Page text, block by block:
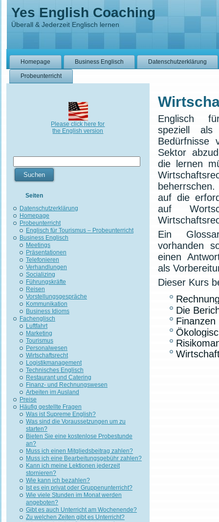
Yes English Coaching
Überall & Jederzeit Englisch lernen
Homepage Business Englisch Datenschutzerklärung
Probeunterricht
Please click here for
the English version
Seiten
Datenschutzerklärung
Homepage
Probeunterricht
Englisch für Tourismus – Probeunterricht
Business Englisch
Meetings
Präsentationen
Telefonieren
Verhandlungen
Socializing
Führungskräfte
Reisen
Vorstellungsgespräche
Kommunikation
Business Idioms
Fachenglisch
Luftfahrt
Marketing
Tourismus
Personalwesen
Wirtschaftsrecht
Logistikmanagement
Technisches Englisch
Restaurant und Catering
Finanz- und Rechnungswesen
Arbeiten im Ausland
Preise
Häufig gestellte Fragen
Was ist Supreme English?
Was sind die Voraussetzungen um zu
starten?
Bieten Sie eine kostenlose Probestunde
an?
Muss ich einen Mitgliedsbeitrag zahlen?
Muss ich eine Bearbeitungsgebühr zahlen?
Kann ich meine Lektionen jederzeit
stornieren?
Wie kann ich bezahlen?
Ist es ein privat oder Gruppenunterricht?
Wie viele Stunden im Monat werden
angeboten?
Gibt es auch Unterricht am Wochenende?
Zu welchen Zeiten gibt es Unterricht?
Englisch
speziell
Bedürfnisse
Sektor
die lernen
auf die
auf
Ein
vorhanden
einen
als
Dieser Kurs
Die